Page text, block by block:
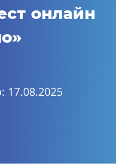
онлайн
17.08.2025